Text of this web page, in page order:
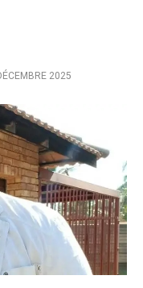
2025